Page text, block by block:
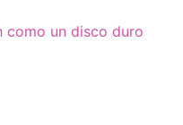
como un disco duro